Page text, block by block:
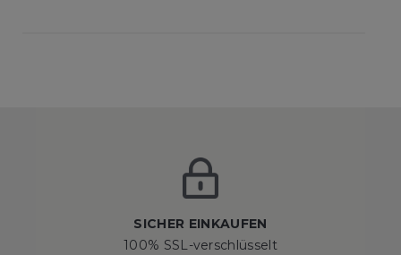
SICHER EINKAUFEN
100% SSL-verschlüsselt